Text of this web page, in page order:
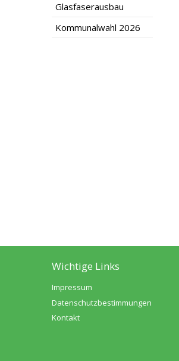
Glasfaserausbau
Kommunalwahl 2026
Wichtige Links
Impressum
Datenschutzbestimmungen
Kontakt